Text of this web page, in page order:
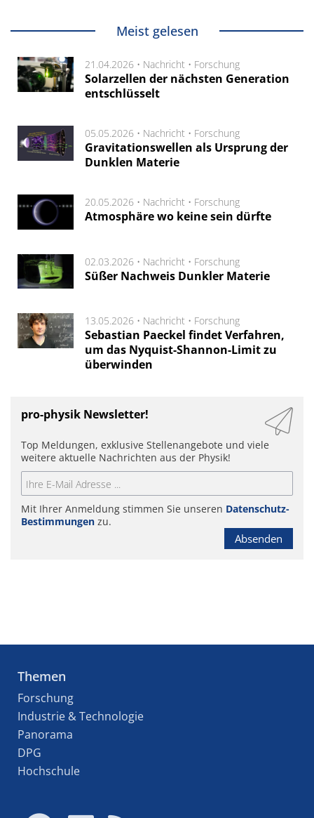
Meist gelesen
21.04.2026 • Nachricht • Forschung
Solarzellen der nächsten Generation
entschlüsselt
05.05.2026 • Nachricht • Forschung
Gravitationswellen als Ursprung der
Dunklen Materie
20.05.2026 • Nachricht • Forschung
Atmosphäre wo keine sein dürfte
02.03.2026 • Nachricht • Forschung
Süßer Nachweis Dunkler Materie
13.05.2026 • Nachricht • Forschung
Sebastian Paeckel findet Verfahren,
um das Nyquist-Shannon-Limit zu
überwinden
pro-physik Newsletter!
Top Meldungen, exklusive Stellenangebote und viele
weitere aktuelle Nachrichten aus der Physik!
Mit Ihrer Anmeldung stimmen Sie unseren Datenschutz-
Bestimmungen zu.
Absenden
Themen
Forschung
Industrie & Technologie
Panorama
DPG
Hochschule